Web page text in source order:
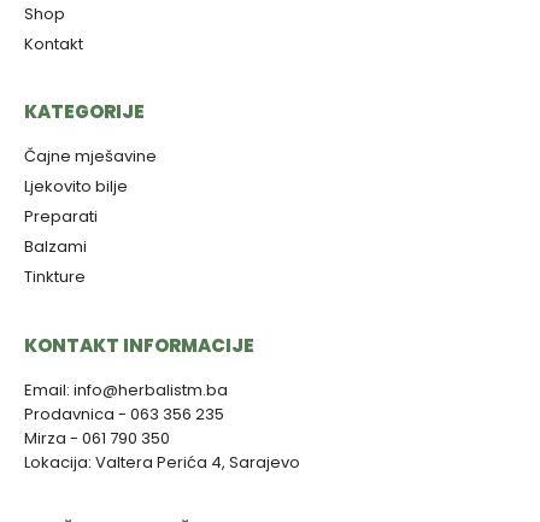
Shop
Kontakt
KATEGORIJE
Čajne mješavine
Ljekovito bilje
Preparati
Balzami
Tinkture
KONTAKT INFORMACIJE
Email: info@herbalistm.ba
Prodavnica - 063 356 235
Mirza - 061 790 350
Lokacija: Valtera Perića 4, Sarajevo